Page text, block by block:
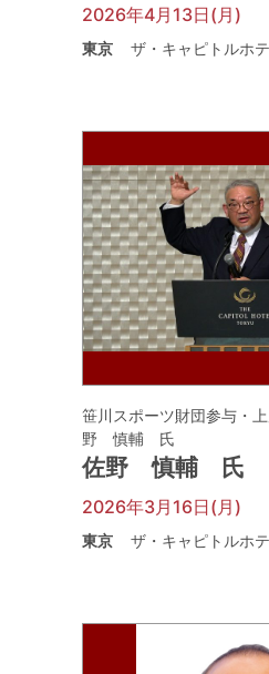
2026年4月13日(月)
東京 ザ・キャピトルホ
笹川スポーツ財団参与・
野 慎輔 氏
佐野 慎輔 氏
2026年3月16日(月)
東京 ザ・キャピトルホ